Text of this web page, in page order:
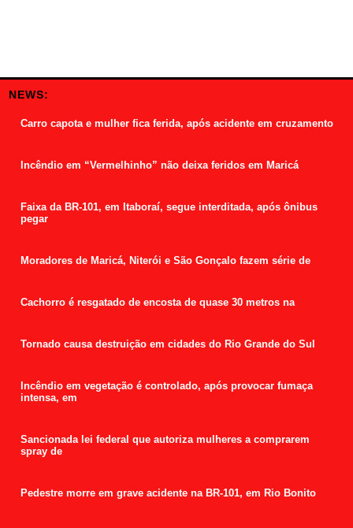
NEWS:
Carro capota e mulher fica ferida, após acidente em cruzamento
Incêndio em “Vermelhinho” não deixa feridos em Maricá
Faixa da BR-101, em Itaboraí, segue interditada, após ônibus
pegar
Moradores de Maricá, Niterói e São Gonçalo fazem série de
Cachorro é resgatado de encosta de quase 30 metros na
Tornado causa destruição em cidades do Rio Grande do Sul
Incêndio em vegetação é controlado, após provocar fumaça
intensa, em
Sancionada lei federal que autoriza mulheres a comprarem
spray de
Pedestre morre em grave acidente na BR-101, em Rio Bonito